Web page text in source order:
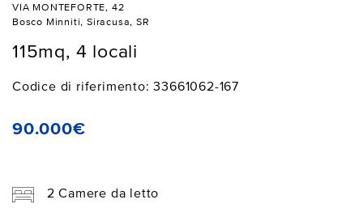
VIA MONTEFORTE, 42
Bosco Minniti, Siracusa, SR
115mq, 4 locali
Codice di riferimento: 33661062-167
90.000€
2 Camere da letto